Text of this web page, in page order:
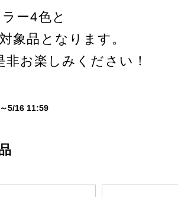
ー4色と
対象品となります。
非お楽しみください！
5/16 11:59